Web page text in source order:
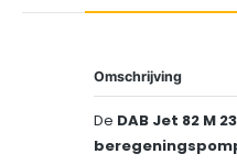
Omschrijving
De DAB Jet 82 M